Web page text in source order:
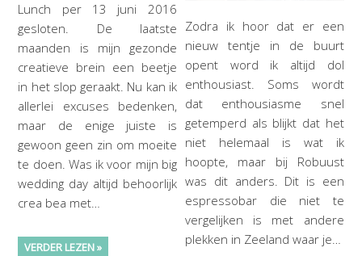
Lunch per 13 juni 2016
gesloten. De laatste
maanden is mijn gezonde
creatieve brein een beetje
in het slop geraakt. Nu kan ik
allerlei excuses bedenken,
maar de enige juiste is
gewoon geen zin om moeite
te doen. Was ik voor mijn big
wedding day altijd behoorlijk
crea bea met…
VERDER LEZEN »
Zodra ik hoor dat er een
nieuw tentje in de buurt
opent word ik altijd dol
enthousiast. Soms wordt
dat enthousiasme snel
getemperd als blijkt dat het
niet helemaal is wat ik
hoopte, maar bij Robuust
was dit anders. Dit is een
espressobar die niet te
vergelijken is met andere
plekken in Zeeland waar je…